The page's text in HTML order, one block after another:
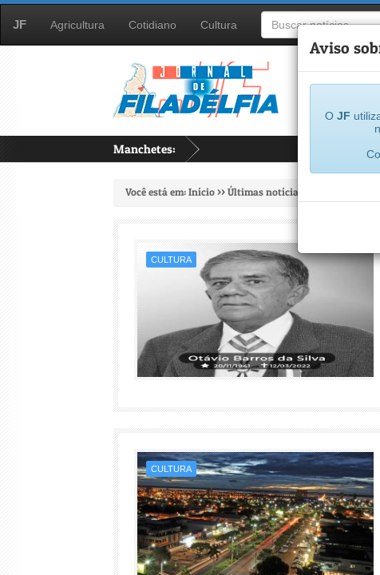
JF Agricultura Cotidiano Cultura
Manchetes:
Aviso
O JF
Você está em:Início>>Últimas notícias
CULTURA
CULTURA